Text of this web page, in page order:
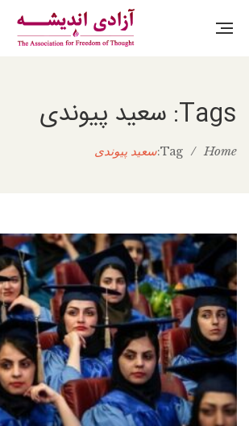
Tags: سعید پیوندی
Home
/
Tag: سعید پیوندی